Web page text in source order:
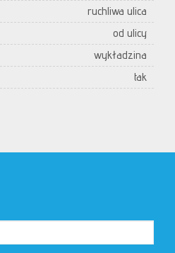
ruchliwa ulica
od ulicy
wykładzina
tak